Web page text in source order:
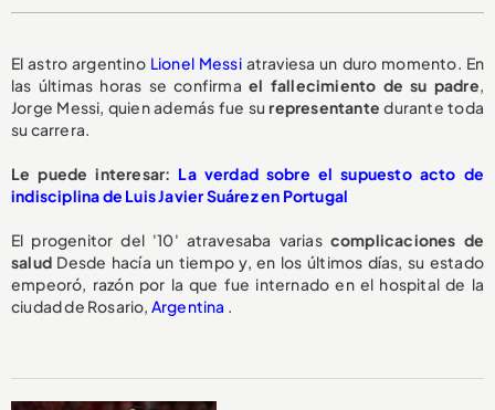
El astro argentino Lionel Messiatraviesa un duro momento. En
las últimas horas se confirmael fallecimiento de su padre,
Jorge Messi, quien además fue surepresentantedurante toda
su carrera.
Le puede interesar: La verdad sobre el supuesto acto de
indisciplina de Luis Javier Suárez en Portugal
El progenitor del '10' atravesaba varias complicaciones de
salud Desde hacía un tiempo y, en los últimos días, su estado
empeoró, razón por la que fue internado en el hospital de la
ciudad de Rosario, Argentina .